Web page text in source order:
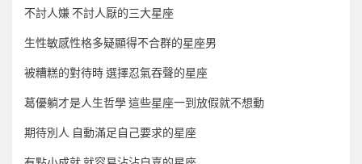
不討人嫌 不討人厭的三大星座
生性敏感性格多疑顯得不合群的星座男
被糟糕的對待時 選擇忍氣吞聲的星座
葛優躺才是人生哲學 這些星座一到放假就不想動
期待別人 自動滿足自己要求的星座